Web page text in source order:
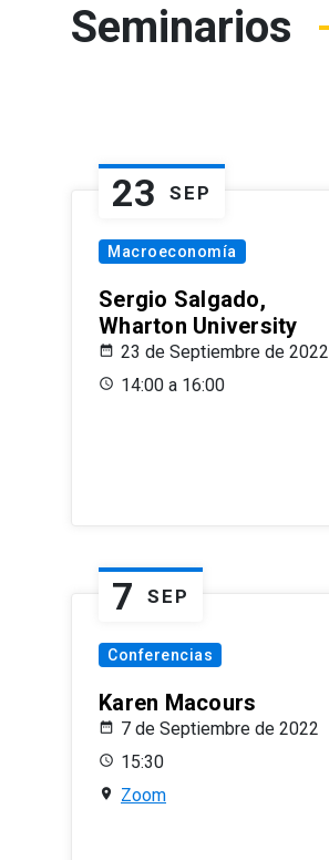
Seminarios
23 SEP
Macroeconomía
Sergio Salgado,
Wharton University
23 de Septiembre de 2022
14:00 a 16:00
7 SEP
Conferencias
Karen Macours
7 de Septiembre de 2022
15:30
Zoom